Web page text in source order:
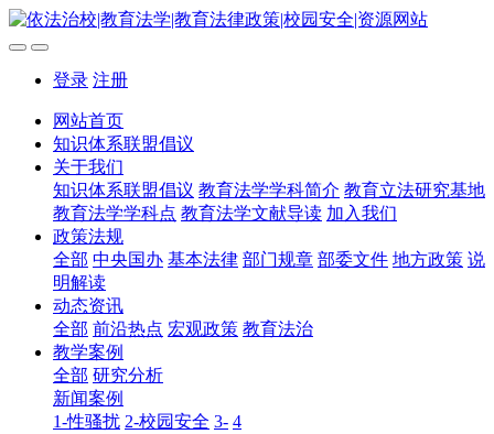
登录 注册
网站首页
知识体系联盟倡议
关于我们
知识体系联盟倡议 教育法学学科简介 教育立法研究基地
教育法学学科点 教育法学文献导读 加入我们
政策法规
全部 中央国办 基本法律 部门规章 部委文件 地方政策 说
明解读
动态资讯
全部 前沿热点 宏观政策 教育法治
教学案例
全部 研究分析
新闻案例
1-性骚扰 2-校园安全 3- 4